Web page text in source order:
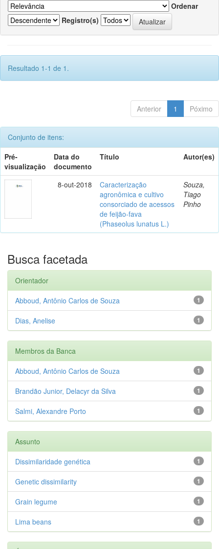
Ordenar
Registro(s)
Resultado 1-1 de 1.
Anterior 1 Póximo
Conjunto de itens:
Pré-
visualização
Data do
documento
Título Autor(es)
8-out-2018
Caracterização
agronômica e cultivo
consorciado de acessos
de feijão-fava
(Phaseolus lunatus L.)
Souza,
Tiago
Pinho
Busca facetada
Orientador
1
Abboud, Antônio Carlos de Souza
1
Dias, Anelise
Membros da Banca
1
Abboud, Antônio Carlos de Souza
1
Brandão Junior, Delacyr da Silva
1
Salmi, Alexandre Porto
Assunto
1
Dissimilaridade genética
1
Genetic dissimilarity
1
Grain legume
1
Lima beans